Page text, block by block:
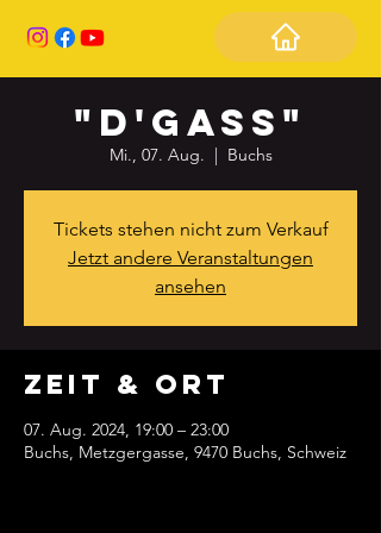
"D'Gass"
Mi., 07. Aug.
  |
Buchs
Tickets stehen nicht zum Verkauf
Jetzt andere Veranstaltungen
ansehen
Zeit & Ort
07. Aug. 2024, 19:00 – 23:00
Buchs, Metzgergasse, 9470 Buchs, Schweiz